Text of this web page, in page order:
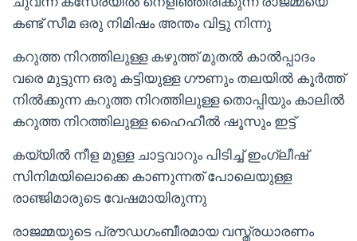
കണ്ട് സീമ ഒരു നിമിഷം അന്തം വിട്ടു നിന്നു
കറുത്ത നിറത്തിലുള്ള കഴുത്ത് മുതൽ കാൽപ്പാദം
വരെ മുട്ടുന്ന ഒരു കട്ടിയുള്ള ഗൗണും തലയിൽ കൂർത്ത്
നിൽക്കുന്ന കറുത്ത നിറത്തിലുള്ള തൊപ്പിയും കാലിൽ
കറുത്ത നിറത്തിലുള്ള ഹൈഹീൽ ഷൂസും ഇട്ട്
കയ്യിൽ നീള മുള്ള ചാട്ടവാറും പിടിച്ച് ഇംഗ്ലീഷ്
സിനിമയിലൊക്കെ കാണുന്നത് പോലെയുള്ള
രാഞ്ജിമാരുടെ വേഷമായിരുന്നു
രാജമ്മയുടെ പ്രൗഡഗംബീരമായ വസ്ത്രധാരണം